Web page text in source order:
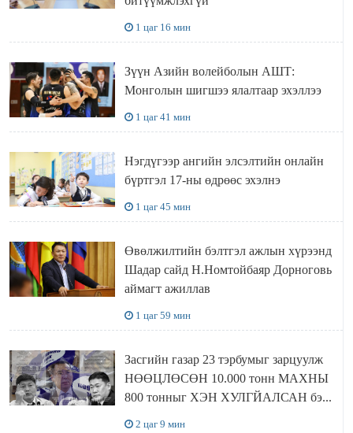
1 цаг 16 мин
Зүүн Азийн волейболын АШТ:
Монголын шигшээ ялалтаар эхэллээ
1 цаг 41 мин
Нэгдүгээр ангийн элсэлтийн онлайн
бүртгэл 17-ны өдрөөс эхэлнэ
1 цаг 45 мин
Өвөлжилтийн бэлтгэл ажлын хүрээнд
Шадар сайд Н.Номтойбаяр Дорноговь
аймагт ажиллав
1 цаг 59 мин
Засгийн газар 23 тэрбумыг зарцуулж
НӨӨЦЛӨСӨН 10.000 тонн МАХНЫ
800 тонныг ХЭН ХУЛГЙАЛСАН бэ...
2 цаг 9 мин